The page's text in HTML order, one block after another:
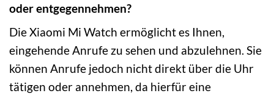
oder entgegennehmen?
Die Xiaomi Mi Watch ermöglicht es Ihnen,
eingehende Anrufe zu sehen und abzulehnen. Sie
können Anrufe jedoch nicht direkt über die Uhr
tätigen oder annehmen, da hierfür eine